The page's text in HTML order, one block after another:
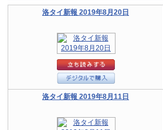
洛タイ新報 2019年8月20日
洛タイ新報 2019年8月11日